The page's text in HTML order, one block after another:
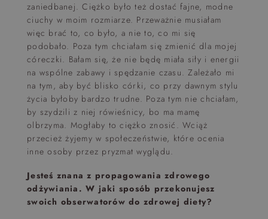
zaniedbanej. Ciężko było też dostać fajne, modne
ciuchy w moim rozmiarze. Przeważnie musiałam
więc brać to, co było, a nie to, co mi się
podobało. Poza tym chciałam się zmienić dla mojej
córeczki. Bałam się, że nie będę miała siły i energii
na wspólne zabawy i spędzanie czasu. Zależało mi
na tym, aby być blisko córki, co przy dawnym stylu
życia byłoby bardzo trudne. Poza tym nie chciałam,
by szydzili z niej rówieśnicy, bo ma mamę
olbrzyma. Mogłaby to ciężko znosić. Wciąż
przecież żyjemy w społeczeństwie, które ocenia
inne osoby przez pryzmat wyglądu.
Jesteś znana z propagowania zdrowego
odżywiania. W jaki sposób przekonujesz
swoich obserwatorów do zdrowej diety?